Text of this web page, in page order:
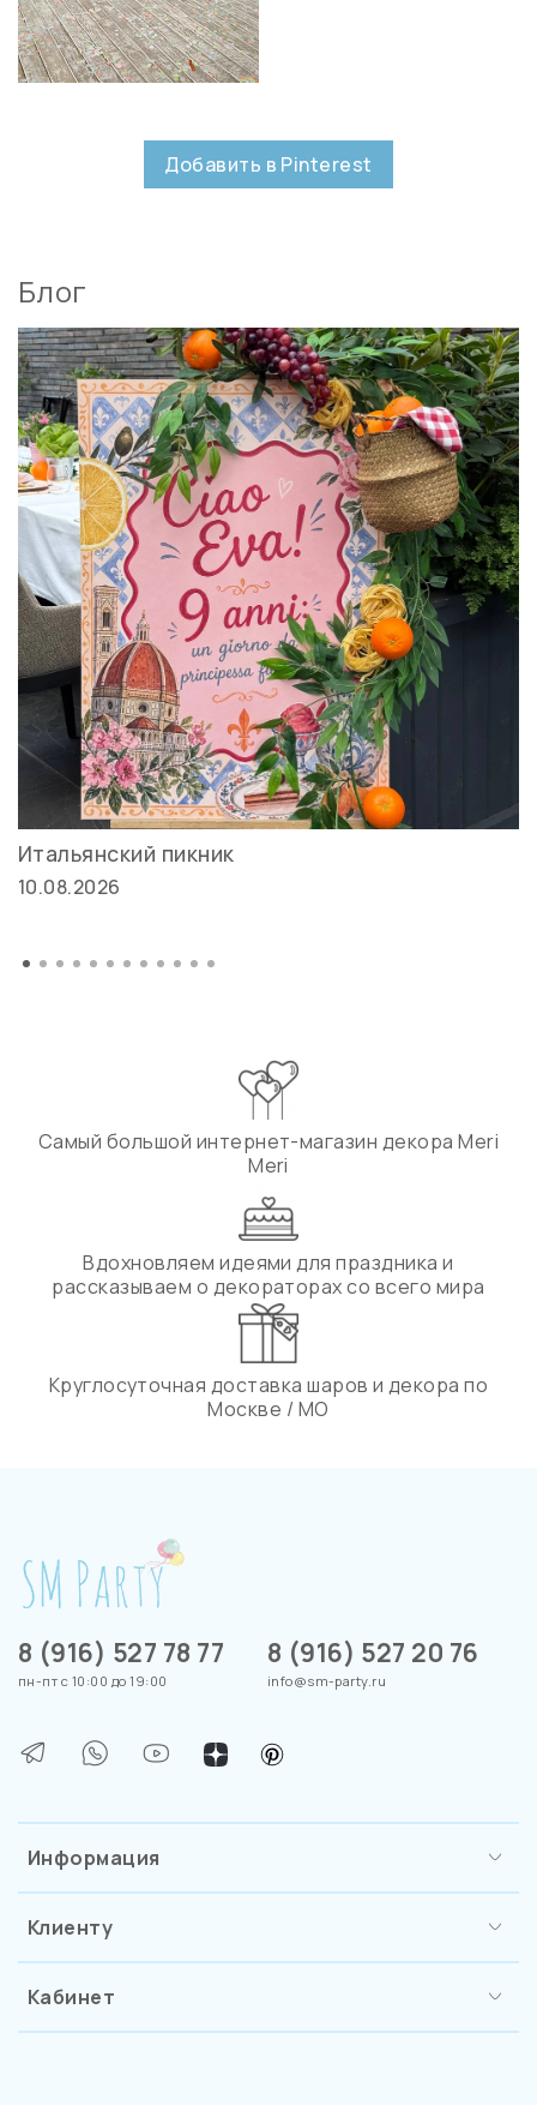
Добавить в Pinterest
Блог
Итальянский пикник
10.08.2026
Самый большой интернет-магазин декора Meri
Meri
Вдохновляем идеями для праздника и
рассказываем о декораторах со всего мира
Круглосуточная доставка шаров и декора по
Москве / МО
Информация
Клиенту
Кабинет
8 (916) 527 78 77
пн-пт с 10:00 до 19:00
8 (916) 527 20 76
info@sm-party.ru